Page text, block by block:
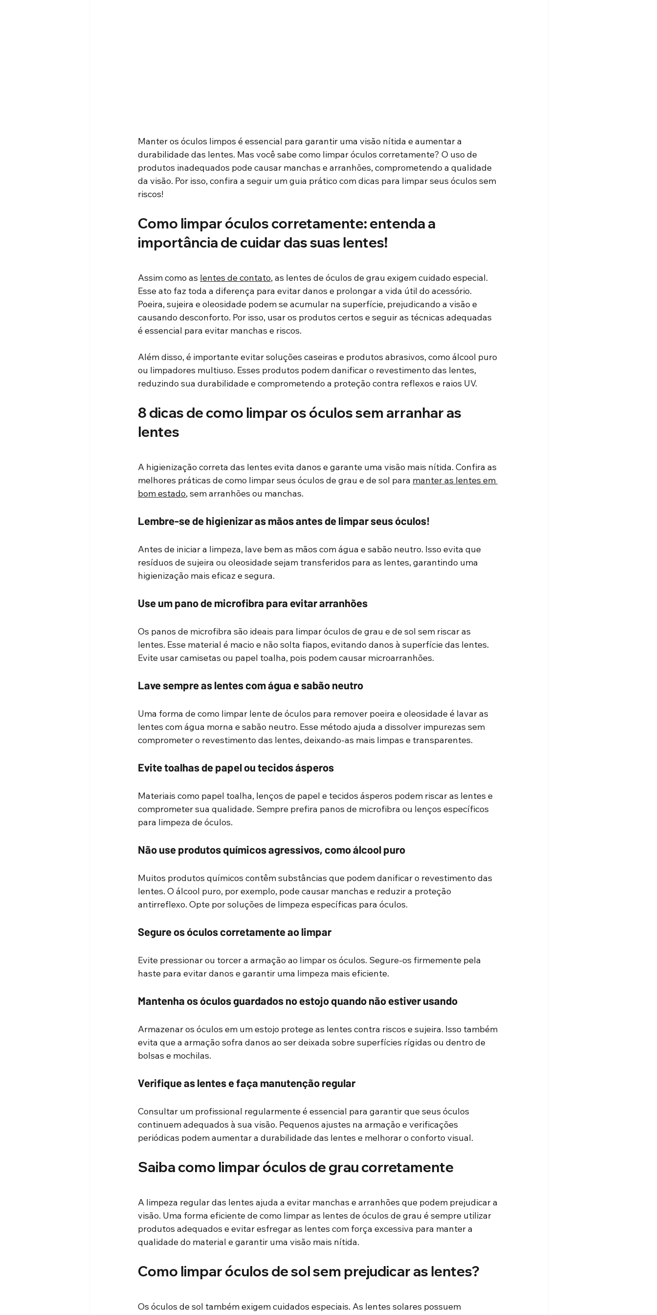
Manter os óculos limpos é essencial para garantir uma visão nítida e aumentar a
durabilidade das lentes. Mas você sabe como limpar óculos corretamente? O uso de
produtos inadequados pode causar manchas e arranhões, comprometendo a qualidade
da visão. Por isso, confira a seguir um guia prático com dicas para limpar seus óculos sem
riscos!
Como limpar óculos corretamente: entenda a
importância de cuidar das suas lentes!
Assim como as lentes de contato, as lentes de óculos de grau exigem cuidado especial.
Esse ato faz toda a diferença para evitar danos e prolongar a vida útil do acessório.
Poeira, sujeira e oleosidade podem se acumular na superfície, prejudicando a visão e
causando desconforto. Por isso, usar os produtos certos e seguir as técnicas adequadas
é essencial para evitar manchas e riscos.
Além disso, é importante evitar soluções caseiras e produtos abrasivos, como álcool puro
ou limpadores multiuso. Esses produtos podem danificar o revestimento das lentes,
reduzindo sua durabilidade e comprometendo a proteção contra reflexos e raios UV.
8 dicas de como limpar os óculos sem arranhar as
lentes
A higienização correta das lentes evita danos e garante uma visão mais nítida. Confira as
melhores práticas de como limpar seus óculos de grau e de sol para manter as lentes em
bom estado, sem arranhões ou manchas.
Lembre-se de higienizar as mãos antes de limpar seus óculos!
Antes de iniciar a limpeza, lave bem as mãos com água e sabão neutro. Isso evita que
resíduos de sujeira ou oleosidade sejam transferidos para as lentes, garantindo uma
higienização mais eficaz e segura.
Use um pano de microfibra para evitar arranhões
Os panos de microfibra são ideais para limpar óculos de grau e de sol sem riscar as
lentes. Esse material é macio e não solta fiapos, evitando danos à superfície das lentes.
Evite usar camisetas ou papel toalha, pois podem causar microarranhões.
Lave sempre as lentes com água e sabão neutro
Uma forma de como limpar lente de óculos para remover poeira e oleosidade é lavar as
lentes com água morna e sabão neutro. Esse método ajuda a dissolver impurezas sem
comprometer o revestimento das lentes, deixando-as mais limpas e transparentes.
Evite toalhas de papel ou tecidos ásperos
Materiais como papel toalha, lenços de papel e tecidos ásperos podem riscar as lentes e
comprometer sua qualidade. Sempre prefira panos de microfibra ou lenços específicos
para limpeza de óculos.
Não use produtos químicos agressivos, como álcool puro
Muitos produtos químicos contêm substâncias que podem danificar o revestimento das
lentes. O álcool puro, por exemplo, pode causar manchas e reduzir a proteção
antirreflexo. Opte por soluções de limpeza específicas para óculos.
Segure os óculos corretamente ao limpar
Evite pressionar ou torcer a armação ao limpar os óculos. Segure-os firmemente pela
haste para evitar danos e garantir uma limpeza mais eficiente.
Mantenha os óculos guardados no estojo quando não estiver usando
Armazenar os óculos em um estojo protege as lentes contra riscos e sujeira. Isso também
evita que a armação sofra danos ao ser deixada sobre superfícies rígidas ou dentro de
bolsas e mochilas.
Verifique as lentes e faça manutenção regular
Consultar um profissional regularmente é essencial para garantir que seus óculos
continuem adequados à sua visão. Pequenos ajustes na armação e verificações
periódicas podem aumentar a durabilidade das lentes e melhorar o conforto visual.
Saiba como limpar óculos de grau corretamente
A limpeza regular das lentes ajuda a evitar manchas e arranhões que podem prejudicar a
visão. Uma forma eficiente de como limpar as lentes de óculos de grau é sempre utilizar
produtos adequados e evitar esfregar as lentes com força excessiva para manter a
qualidade do material e garantir uma visão mais nítida.
Como limpar óculos de sol sem prejudicar as lentes?
Os óculos de sol também exigem cuidados especiais. As lentes solares possuem